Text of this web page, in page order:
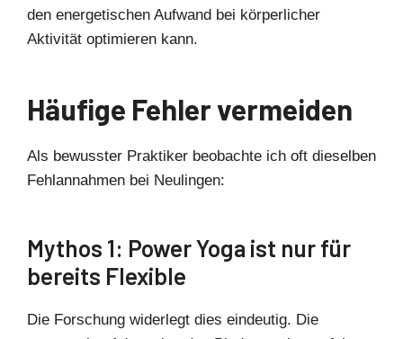
den energetischen Aufwand bei körperlicher
Aktivität optimieren kann.
Häufige Fehler vermeiden
Als bewusster Praktiker beobachte ich oft dieselben
Fehlannahmen bei Neulingen:
Mythos 1: Power Yoga ist nur für
bereits Flexible
Die Forschung widerlegt dies eindeutig. Die